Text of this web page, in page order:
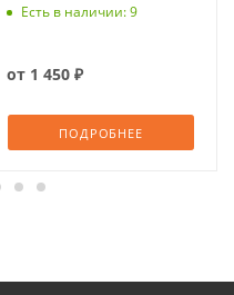
Есть в наличии: 9
от 1 450 ₽
ПОДРОБНЕЕ